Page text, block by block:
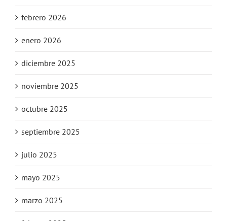
febrero 2026
enero 2026
diciembre 2025
noviembre 2025
octubre 2025
septiembre 2025
julio 2025
mayo 2025
marzo 2025